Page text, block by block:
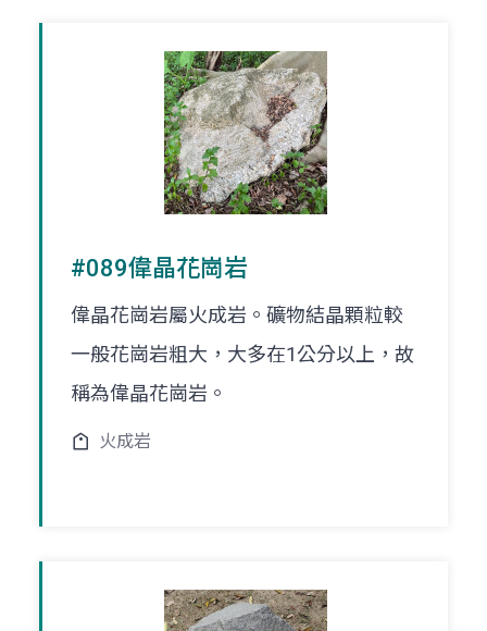
#089偉晶花崗岩
偉晶花崗岩屬火成岩。礦物結晶顆粒較
一般花崗岩粗大，大多在1公分以上，故
稱為偉晶花崗岩。
火成岩